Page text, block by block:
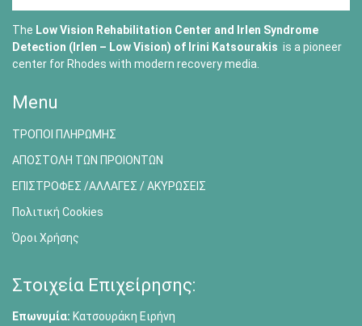
The Low Vision Rehabilitation Center and Irlen Syndrome
Detection (Irlen – Low Vision) of Irini Katsourakis is a pioneer
center for Rhodes with modern recovery media.
Menu
ΤΡΟΠΟΙ ΠΛΗΡΩΜΗΣ
ΑΠΟΣΤΟΛΗ ΤΩΝ ΠΡΟΙΟΝΤΩΝ
ΕΠΙΣΤΡΟΦΕΣ /ΑΛΛΑΓΕΣ / ΑΚΥΡΩΣΕΙΣ
Πολιτική Cookies
Όροι Χρήσης
Στοιχεία Επιχείρησης:
Επωνυμία: Κατσουράκη Ειρήνη